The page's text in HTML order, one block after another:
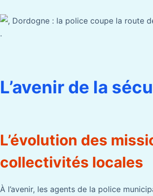
.
L’avenir de la
L’évolution des
collectivités locales
À l’avenir, les agents de la police